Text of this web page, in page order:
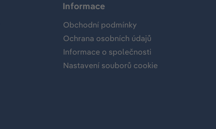
Informace
Obchodní podmínky
Ochrana osobních údajů
Informace o společnosti
Nastavení souborů cookie